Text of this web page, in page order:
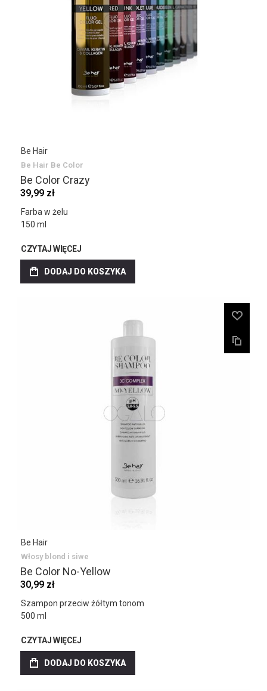
Be Hair
Be Hair Be Color
Be Color Crazy
39,99 zł
Farba w żelu
150 ml
CZYTAJ WIĘCEJ
DODAJ DO KOSZYKA
Be Hair
Włosy blond i siwe
Be Color No-Yellow
30,99 zł
Szampon przeciw żółtym tonom
500 ml
CZYTAJ WIĘCEJ
DODAJ DO KOSZYKA